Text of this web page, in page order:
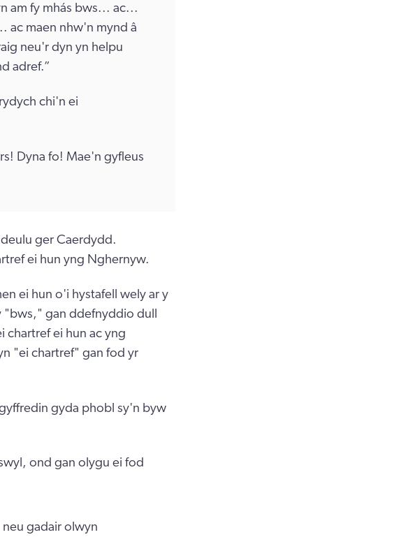
am fy mhás bws... ac...
ac maen nhw'n mynd â
neu'r dyn yn helpu
adref.”
chi'n ei
Dyna fo! Mae'n gyfleus
ger Caerdydd.
ei hun yng Nghernyw.
ei hun o'i hystafell wely ar y
"bws," gan ddefnyddio dull
chartref ei hun ac yng
"ei chartref" gan fod yr
gyda phobl sy'n byw
ond gan olygu ei fod
gadair olwyn